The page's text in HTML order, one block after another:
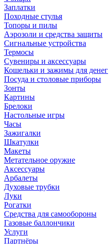
Заплатки
Походные стулья
Топоры и пилы
Аэрозоли и средства защиты
Сигнальные устройства
Термосы
Сувениры и аксессуары
Кошельки и зажимы для денег
Посуда и столовые приборы
Зонты
Картины
Брелоки
Настольные игры
Часы
Зажигалки
Шкатулки
Макеты
Метательное оружие
Аксессуары
Арбалеты
Духовые трубки
Луки
Рогатки
Средства для самообороны
Газовые баллончики
Услуги
Партнёры